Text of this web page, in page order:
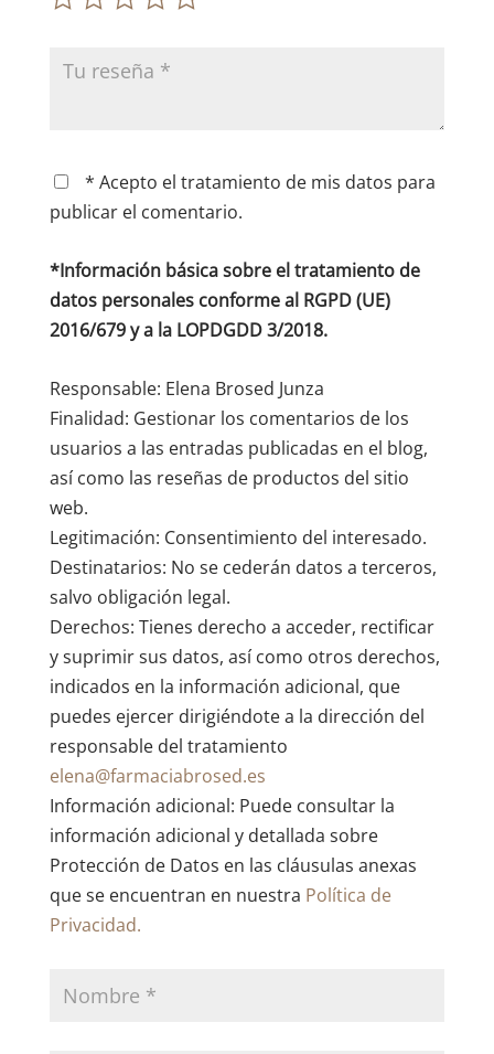
* Acepto el tratamiento de mis datos para
publicar el comentario.
*Información básica sobre el tratamiento de
datos personales conforme al RGPD (UE)
2016/679 y a la LOPDGDD 3/2018.
Responsable: Elena Brosed Junza
Finalidad: Gestionar los comentarios de los
usuarios a las entradas publicadas en el blog,
así como las reseñas de productos del sitio
web.
Legitimación: Consentimiento del interesado.
Destinatarios: No se cederán datos a terceros,
salvo obligación legal.
Derechos: Tienes derecho a acceder, rectificar
y suprimir sus datos, así como otros derechos,
indicados en la información adicional, que
puedes ejercer dirigiéndote a la dirección del
responsable del tratamiento
elena@farmaciabrosed.es
Información adicional: Puede consultar la
información adicional y detallada sobre
Protección de Datos en las cláusulas anexas
que se encuentran en nuestra Política de
Privacidad.